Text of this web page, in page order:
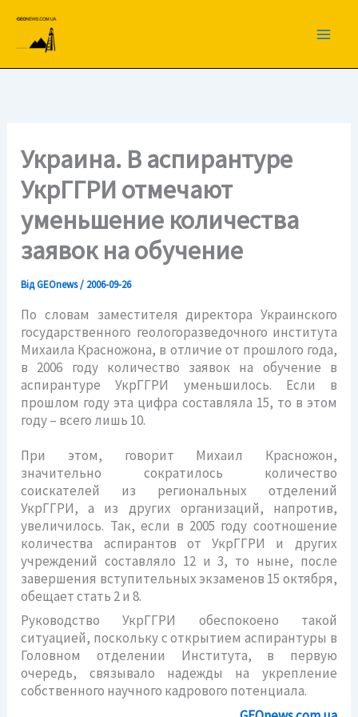
вмісту
Украина. В аспирантуре
УкрГГРИ отмечают
уменьшение количества
заявок на обучение
ВідGEOnews/ 2006-09-26
По словам заместителя директора Украинского
государственного геологоразведочного института
Михаила Красножона, в отличие от прошлого года,
в 2006 году количество заявок на обучение в
аспирантуре УкрГГРИ уменьшилось. Если в
прошлом году эта цифра составляла 15, то в этом
году – всего лишь 10.
При этом, говорит Михаил Красножон,
значительно сократилось количество
соискателей из региональных отделений
УкрГГРИ, а из других организаций, напротив,
увеличилось. Так, если в 2005 году соотношение
количества аспирантов от УкрГГРИ и других
учреждений составляло 12 и 3, то ныне, после
завершения вступительных экзаменов 15 октября,
обещает стать 2 и 8.
Руководство УкрГГРИ обеспокоено такой
ситуацией, поскольку с открытием аспирантуры в
Головном отделении Института, в первую
очередь, связывало надежды на укрепление
собственного научного кадрового потенциала.